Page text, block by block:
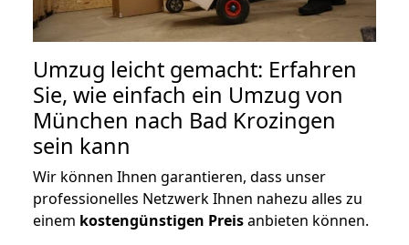
Umzug leicht gemacht: Erfahren
Sie, wie einfach ein Umzug von
München nach Bad Krozingen
sein kann
Wir können Ihnen garantieren, dass unser
professionelles Netzwerk Ihnen nahezu alles zu
einem kostengünstigen Preisanbieten können.